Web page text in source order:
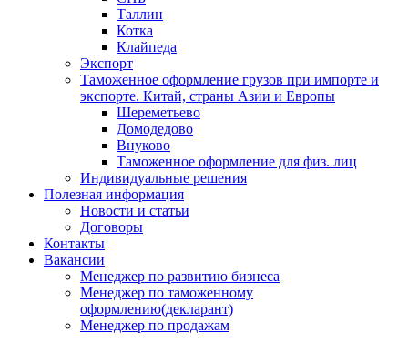
Таллин
Котка
Клайпеда
Экспорт
Таможенное оформление грузов при импорте и
экспорте. Китай, страны Азии и Европы
Шереметьево
Домодедово
Внуково
Таможенное оформление для физ. лиц
Индивидуальные решения
Полезная информация
Новости и статьи
Договоры
Контакты
Вакансии
Менеджер по развитию бизнеса
Менеджер по таможенному
оформлению(декларант)
Менеджер по продажам